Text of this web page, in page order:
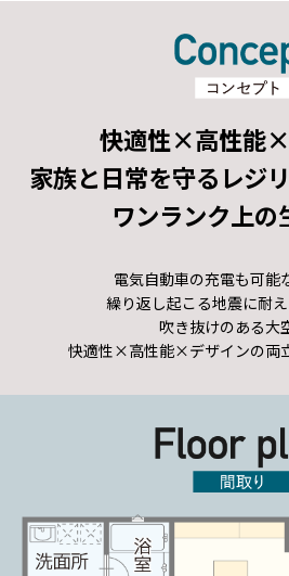
快適性×高性能
家族と日常を守るレジ
ワンランク上の
電気自動車の充電も可能
繰り返し起こる地震に耐え
吹き抜けのある大
快適性×高性能×デザインの両